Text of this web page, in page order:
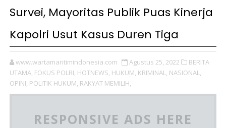
Survei, Mayoritas Publik Puas Kinerja
Kapolri Usut Kasus Duren Tiga
www.wartamaritimindonesia.com Agustus 25, 2022
BERITA
UTAMA, FOKUS POLRI, HOTNEWS, HUKUM, KRIMINAL, NASIONAL,
OPINI, POLITIK HUKUM, RAKYAT MEMILIH,
RESPONSIVE ADS HERE